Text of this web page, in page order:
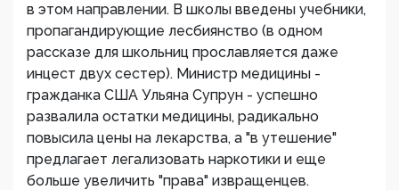
в этом направлении. В школы введены учебники,
пропагандирующие лесбиянство (в одном
рассказе для школьниц прославляется даже
инцест двух сестер). Министр медицины -
гражданка США Ульяна Супрун - успешно
развалила остатки медицины, радикально
повысила цены на лекарства, а "в утешение"
предлагает легализовать наркотики и еще
больше увеличить "права" извращенцев.